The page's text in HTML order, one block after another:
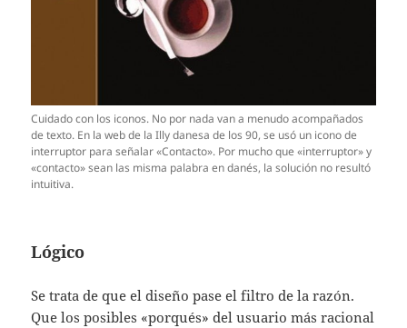
Cuidado con los iconos. No por nada van a menudo acompañados
de texto. En la web de la Illy danesa de los 90, se usó un icono de
interruptor para señalar «Contacto». Por mucho que «interruptor» y
«contacto» sean las misma palabra en danés, la solución no resultó
intuitiva.
Lógico
Se trata de que el diseño pase el filtro de la razón.
Que los posibles «porqués» del usuario más racional